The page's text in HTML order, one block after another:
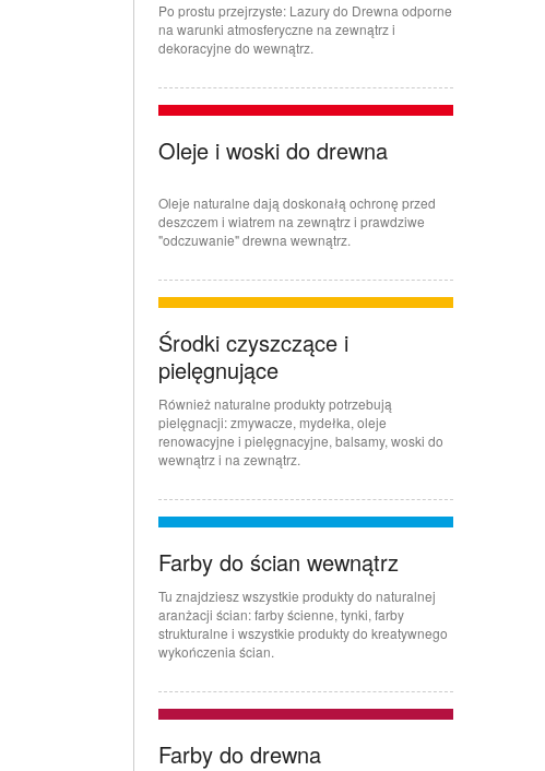
Po prostu przejrzyste: Lazury do Drewna odporne
na warunki atmosferyczne na zewnątrz i
dekoracyjne do wewnątrz.
Oleje i woski do drewna
Oleje naturalne dają doskonałą ochronę przed
deszczem i wiatrem na zewnątrz i prawdziwe
"odczuwanie" drewna wewnątrz.
Środki czyszczące i
pielęgnujące
Również naturalne produkty potrzebują
pielęgnacji: zmywacze, mydełka, oleje
renowacyjne i pielęgnacyjne, balsamy, woski do
wewnątrz i na zewnątrz.
Farby do ścian wewnątrz
Tu znajdziesz wszystkie produkty do naturalnej
aranżacji ścian: farby ścienne, tynki, farby
strukturalne i wszystkie produkty do kreatywnego
wykończenia ścian.
Farby do drewna